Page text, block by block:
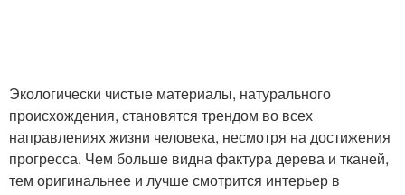
Экологически чистые материалы, натурального
происхождения, становятся трендом во всех
направлениях жизни человека, несмотря на достижения
прогресса. Чем больше видна фактура дерева и тканей,
тем оригинальнее и лучше смотрится интерьер в